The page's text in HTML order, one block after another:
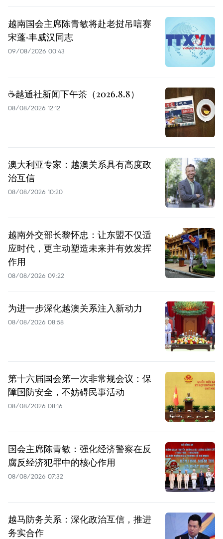
越南国会主席陈青敏将赴老挝吊唁赛
宋蓬·丰威汉同志
09/08/2026 00:43
☕️越通社新闻下午茶（2026.8.8）
08/08/2026 12:12
澳大利亚专家：越澳关系具有高度政
治互信
08/08/2026 10:20
越南外交部长黎怀忠：让东盟不仅适
应时代，更主动塑造未来并有效发挥
作用
08/08/2026 09:22
为进一步深化越澳关系注入新动力
08/08/2026 08:58
第十六届国会第一次非常规会议：保
障国防安全，不妨碍民事活动
08/08/2026 08:16
国会主席陈青敏：强化经济警察在反
腐反经济犯罪中的核心作用
08/08/2026 07:32
越马防务关系：深化政治互信，推进
务实合作